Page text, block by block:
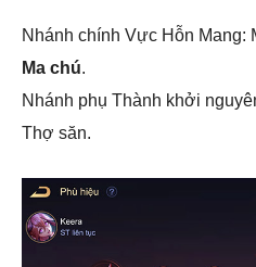
Nhánh chính Vực Hỗn Mang:
Ma chú.
Nhánh phụ Thành khởi
Thợ săn.